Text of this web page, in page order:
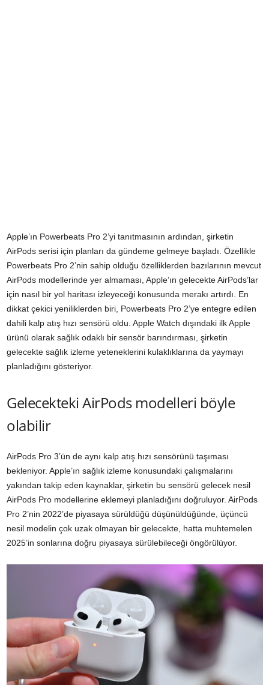
Apple’ın Powerbeats Pro 2’yi tanıtmasının ardından, şirketin
AirPods serisi için planları da gündeme gelmeye başladı. Özellikle
Powerbeats Pro 2’nin sahip olduğu özelliklerden bazılarının mevcut
AirPods modellerinde yer almaması, Apple’ın gelecekte AirPods’lar
için nasıl bir yol haritası izleyeceği konusunda merakı artırdı. En
dikkat çekici yeniliklerden biri, Powerbeats Pro 2’ye entegre edilen
dahili kalp atış hızı sensörü oldu. Apple Watch dışındaki ilk Apple
ürünü olarak sağlık odaklı bir sensör barındırması, şirketin
gelecekte sağlık izleme yeteneklerini kulaklıklarına da yaymayı
planladığını gösteriyor.
Gelecekteki AirPods modelleri böyle
olabilir
AirPods Pro 3’ün de aynı kalp atış hızı sensörünü taşıması
bekleniyor. Apple’ın sağlık izleme konusundaki çalışmalarını
yakından takip eden kaynaklar, şirketin bu sensörü gelecek nesil
AirPods Pro modellerine eklemeyi planladığını doğruluyor. AirPods
Pro 2’nin 2022’de piyasaya sürüldüğü düşünüldüğünde, üçüncü
nesil modelin çok uzak olmayan bir gelecekte, hatta muhtemelen
2025’in sonlarına doğru piyasaya sürülebileceği öngörülüyor.